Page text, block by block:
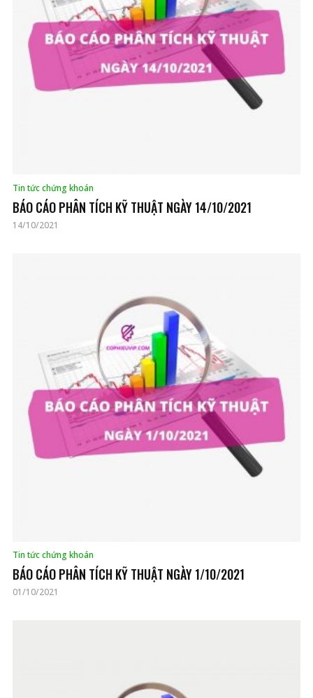
Tin tức chứng khoán
BÁO CÁO PHÂN TÍCH KỸ THUẬT NGÀY 14/10/2021
14/10/2021
Tin tức chứng khoán
BÁO CÁO PHÂN TÍCH KỸ THUẬT NGÀY 1/10/2021
01/10/2021